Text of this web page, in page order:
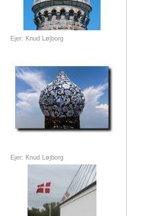
Ejer: Knud Løjborg
Ejer: Knud Løjborg